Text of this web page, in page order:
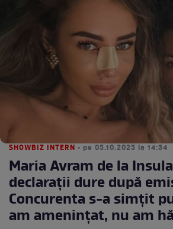
SHOWBIZ INTERN • pe 05.10.2025 la 14:34
Maria Avram de la
declarații dure după
Concurenta s-a simțit
am amenințat, nu am